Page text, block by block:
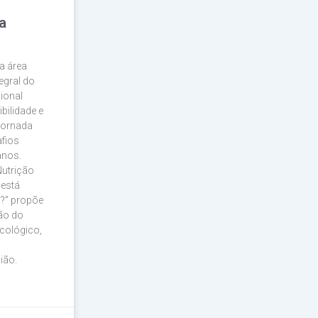
área
do
e
propõe
do